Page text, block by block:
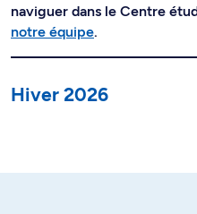
naviguer dans le Centre
notre équipe.
Hiver 2026